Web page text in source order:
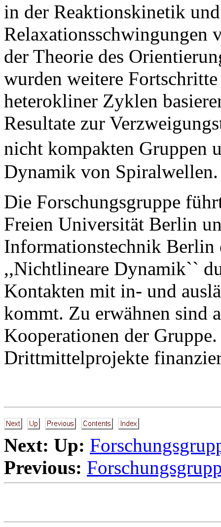
in der Reaktionskinetik
Relaxationsschwingungen
der Theorie des
wurden weitere
heterokliner Zyklen
Resultate zur
nicht kompakten Gruppen
Dynamik von Spiralwellen.
Die Forschungsgruppe
Freien Universität Berlin
Informationstechnik Berlin
,,Nichtlineare Dynamik``
Kontakten mit in- und
kommt. Zu erwähnen sind
Kooperationen der
Drittmittelprojekte
Next: Up:
Previous: